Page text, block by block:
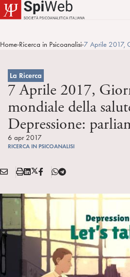
Home>Ricerca in Psicoanalisi>7 Aprile 2017,
La Ricerca
7 Aprile 2017,
mondiale della
Depressione:
6 apr 2017
RICERCA IN PSICOANALISI
Condividi:
E
A
S
a
m
a
L
n
k
e
d
X
T
w
t
F
T
l
r
a
m